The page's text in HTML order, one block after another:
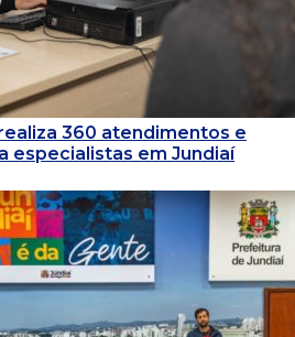
360 atendimentos e
especialistas em Jundiaí